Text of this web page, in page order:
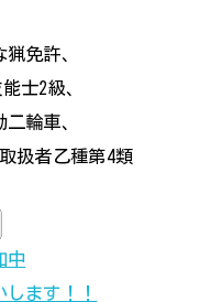
免許、
士2級、
輪車、
扱者乙種第4類
中
ます！！